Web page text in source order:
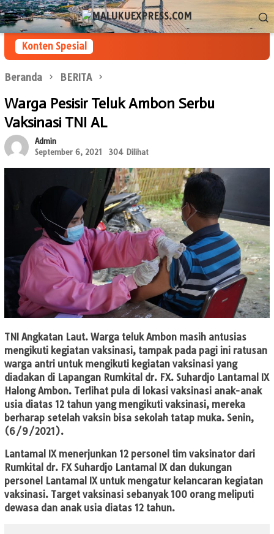
Loncat
ke
konten
Menu
Mobile
Konten Spesial
Beranda BERITA
Warga Pesisir Teluk Ambon Serbu
Vaksinasi TNI AL
Admin
September 6, 2021
304 Dilihat
TNI Angkatan Laut. Warga teluk Ambon masih antusias
mengikuti kegiatan vaksinasi, tampak pada pagi ini ratusan
warga antri untuk mengikuti kegiatan vaksinasi yang
diadakan di Lapangan Rumkital dr. FX. Suhardjo Lantamal IX
Halong Ambon. Terlihat pula di lokasi vaksinasi anak-anak
usia diatas 12 tahun yang mengikuti vaksinasi, mereka
berharap setelah vaksin bisa sekolah tatap muka. Senin,
(6/9/2021).
Lantamal IX menerjunkan 12 personel tim vaksinator dari
Rumkital dr. FX Suhardjo Lantamal IX dan dukungan
personel Lantamal IX untuk mengatur kelancaran kegiatan
vaksinasi. Target vaksinasi sebanyak 100 orang meliputi
dewasa dan anak usia diatas 12 tahun.